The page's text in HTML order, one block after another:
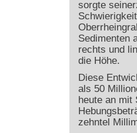
sorgte
Sedimenten
rechts und
die Höhe.
Diese
als 50
heute an mit
zehntel